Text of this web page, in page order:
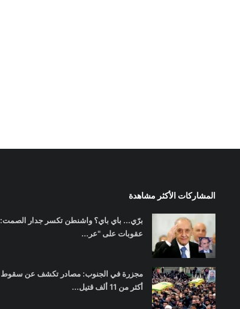
المشاركات الأكثر مشاهدة
برّي... باي باي؟ واشنطن تكسر جدار الصمت:
عقوبات على "عر...
مجزرة في الجنوب: مصادر تكشف عن سقوط
أكثر من 11 ألف قتيل...